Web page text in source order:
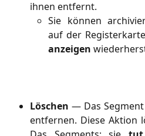
ihnen entfernt.
Sie können
auf der Registerkarte
anzeigen
Löschen — Das
entfernen. Diese Aktion